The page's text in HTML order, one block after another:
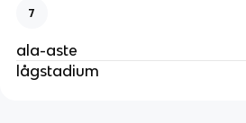
7
ala-aste
lågstadium